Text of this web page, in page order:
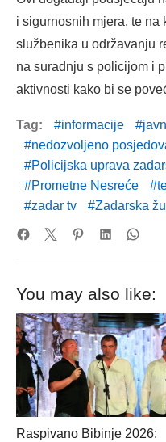
i sigurnosnih mjera, te
službenika u održavanju
na suradnju s policijom i
aktivnosti kako bi se
Tag: informacije
nedozvoljeno
Policijska uprava
Prometne Nesreće
zadar tv
Zadarska
You may also like:
Raspivano Bibinje 2026: